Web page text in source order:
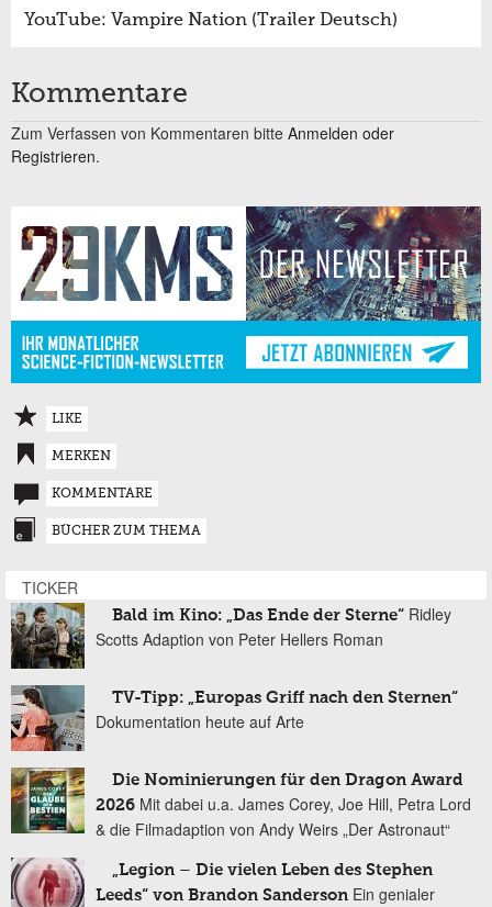
YouTube: Vampire Nation (Trailer Deutsch)
Kommentare
Zum Verfassen von Kommentaren bitte Anmelden oder
Registrieren.
LIKE
MERKEN
KOMMENTARE
BÜCHER ZUM THEMA
TICKER
Bald im Kino: „Das Ende der Sterne“ Ridley
Scotts Adaption von Peter Hellers Roman
TV-Tipp: „Europas Griff nach den Sternen“
Dokumentation heute auf Arte
Die Nominierungen für den Dragon Award
2026 Mit dabei u.a. James Corey, Joe Hill, Petra Lord
& die Filmadaption von Andy Weirs „Der Astronaut“
„Legion – Die vielen Leben des Stephen
Leeds“ von Brandon Sanderson Ein genialer